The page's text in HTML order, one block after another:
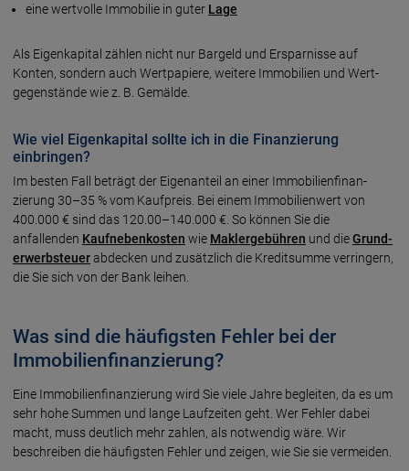
eine wertvolle Immobilie in guter Lage
Als Eigenkapital zählen nicht nur Bargeld und Erspar­nisse auf
Konten, sondern auch Wert­papiere, weitere Immo­bilien und Wert­
gegen­stände wie z. B. Gemälde.
Wie viel Eigenkapital sollte ich in die Finanzierung
einbringen?
Im besten Fall beträgt der Eigen­anteil an einer Immo­bilien­finan­
zierung 30–35 % vom Kauf­preis. Bei einem Immo­bilien­wert von
400.000 € sind das 120.00–140.000 €. So können Sie die
anfallenden Kauf­neben­kosten wie Makler­gebühren und dieGrund­
erwerb­steuerabdecken und zusätz­lich die Kredit­summe verringern,
die Sie sich von der Bank leihen.
Was sind die häufigsten Fehler bei der
Immobilien­finanzierung?
Eine Immobilien­finanzierung wird Sie viele Jahre begleiten, da es um
sehr hohe Summen und lange Lauf­zeiten geht. Wer Fehler dabei
macht, muss deut­lich mehr zahlen, als not­wendig wäre. Wir
beschreiben die häu­figsten Fehler und zeigen, wie Sie sie vermeiden.